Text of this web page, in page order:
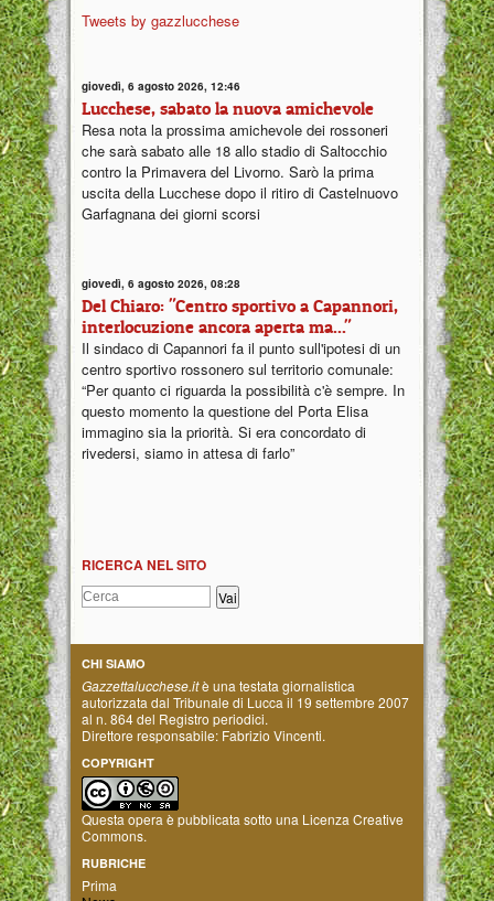
Tweets by gazzlucchese
giovedì, 6 agosto 2026, 12:46
Lucchese, sabato la nuova amichevole
Resa nota la prossima amichevole dei rossoneri
che sarà sabato alle 18 allo stadio di Saltocchio
contro la Primavera del Livorno. Sarò la prima
uscita della Lucchese dopo il ritiro di Castelnuovo
Garfagnana dei giorni scorsi
giovedì, 6 agosto 2026, 08:28
Del Chiaro: "Centro sportivo a Capannori,
interlocuzione ancora aperta ma..."
Il sindaco di Capannori fa il punto sull'ipotesi di un
centro sportivo rossonero sul territorio comunale:
“Per quanto ci riguarda la possibilità c'è sempre. In
questo momento la questione del Porta Elisa
immagino sia la priorità. Si era concordato di
rivedersi, siamo in attesa di farlo”
RICERCA NEL SITO
CHI SIAMO
Gazzettalucchese.itè una testata giornalistica
autorizzata dal Tribunale di Lucca il 19 settembre 2007
al n. 864 del Registro periodici.
Direttore responsabile: Fabrizio Vincenti.
COPYRIGHT
Questa opera è pubblicata sotto una Licenza Creative
Commons.
RUBRICHE
Prima